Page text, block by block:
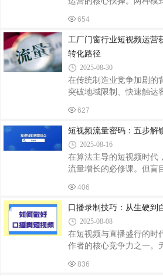
菜品却平平无奇。这种做
量，但无法留住真正有价
营：灵活掌控与深度沉淀
高：商家直接参与内容创
例如，小众手工艺品牌通
节与匠人故事融入视频，
忠诚度显著高于代运营账
付代运营服务费，仅需投
业通过内部团队完成短视
10万元以内，较代运营节
654
工厂门窗行业短视频运营
转化路径
2025-08-30
在传统制造业竞争加剧的
突破地域限制、快速触达
业可将产品优势转化为视
订单转化的闭环。一、精
门窗产品的核心决策因素
热性能。短视频内容需围
示：用高压水枪测试密封
仪对比隔音效果，直观呈
示型材厚度、多道密封胶
627
短视频流量密码：五步解
2025-08-16
在算法主导的短视频时代
流量增长的必修课。但盲
剪辑法，让你的视频在信
点捕捉：建立三级筛选机
搜等工具建立实时监测体
型（如社会事件）、节日
（如经典影视梗）。优先
点，例如美妆号可切入明
体育赛事。数据显示，垂
406
口播录制技巧：从生硬到
2025-08-08
在短视频与直播盛行的时
作者的核心竞争力之一。
停留倾听？掌握以下技巧
836